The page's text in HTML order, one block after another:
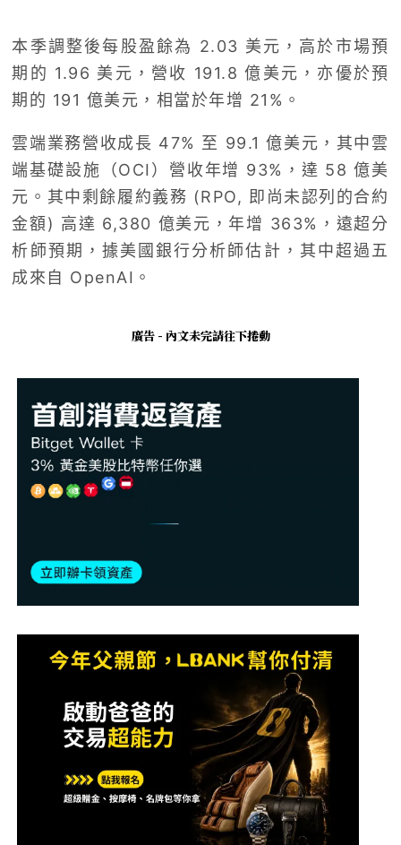
本季調整後每股盈餘為 2.03 美元，高於市場預
期的 1.96 美元，營收 191.8 億美元，亦優於預
期的 191 億美元，相當於年增 21%。
雲端業務營收成長 47% 至 99.1 億美元，其中雲
端基礎設施（OCI）營收年增 93%，達 58 億美
元。其中剩餘履約義務 (RPO, 即尚未認列的合約
金額) 高達 6,380 億美元，年增 363%，遠超分
析師預期，據美國銀行分析師估計，其中超過五
成來自 OpenAI。
廣告 - 內文未完請往下捲動